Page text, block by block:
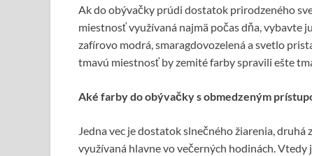
Ak do obývačky prúdi dostatok prirodzeného
miestnosť využívaná najmä počas dňa, vybavte
zafírovo modrá, smaragdovozelená a svetlo
tmavú miestnosť by zemité farby spravili ešte
Aké farby do obývačky s obmedzeným
Jedna vec je dostatok slnečného žiarenia,
využívaná hlavne vo večerných hodinách.